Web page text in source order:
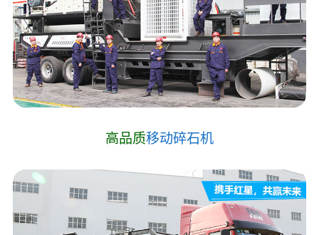
高品质移动碎石机